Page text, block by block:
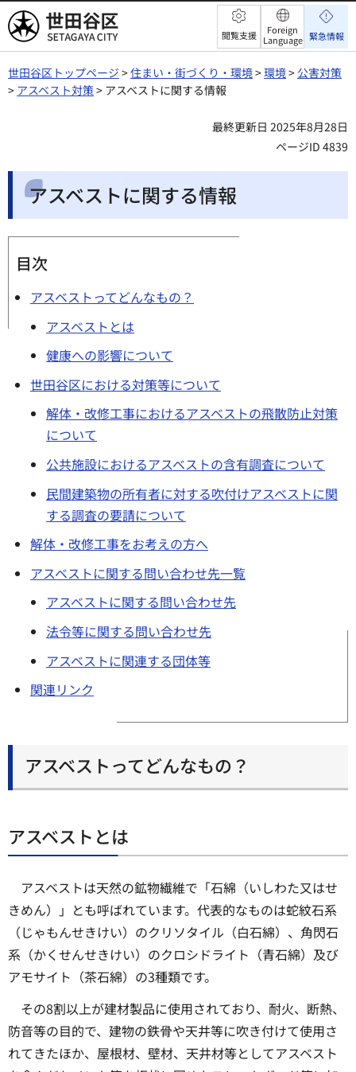
世田谷区 閲覧支援
Foreign
Language 緊急情報
世田谷区トップページ >住まい・街づくり・環境>環境> 公害対策
> アスベスト対策> アスベストに関する情報
最終更新日 2025年8月28日
ページID 4839
アスベストに関する情報
目次
アスベストってどんなもの？​​​​​​
アスベストとは​​
健康への影響について
世田谷区における対策等について
解体・改修工事におけるアスベストの飛散防止対策
について
公共施設におけるアスベストの含有調査について
民間建築物の所有者に対する吹付けアスベストに関
する調査の要請について
解体・改修工事をお考えの方へ
アスベストに関する問い合わせ先一覧
アスベストに関する問い合わせ先
法令等に関する問い合わせ先
アスベストに関連する団体等
関連リンク
アスベストってどんなもの？​​​​​​
アスベストとは​​
アスベストは天然の鉱物繊維で「石綿（いしわた又はせ
きめん）」とも呼ばれています。代表的なものは蛇紋石系
（じゃもんせきけい）のクリソタイル（白石綿）、角閃石
系（かくせんせきけい）のクロシドライト（青石綿）及び
アモサイト（茶石綿）の3種類です。
その8割以上が建材製品に使用されており、耐火、断熱、
防音等の目的で、建物の鉄骨や天井等に吹き付けて使用さ
れてきたほか、屋根材、壁材、天井材等としてアスベスト